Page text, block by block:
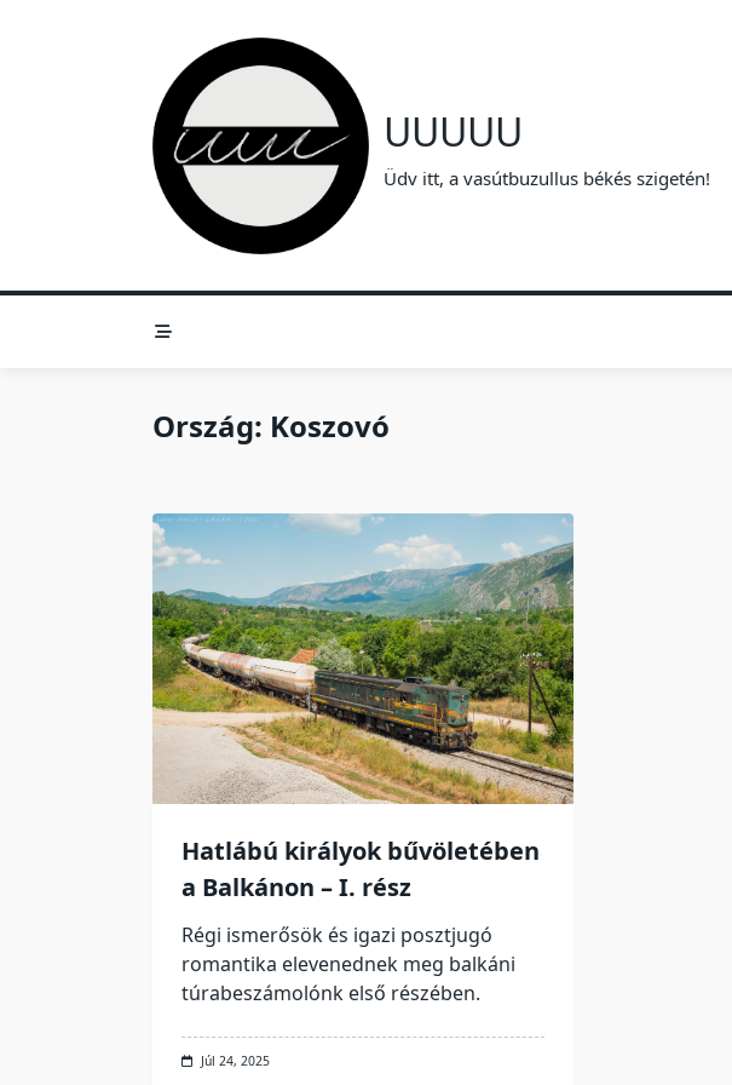
UUUUU
Üdv itt, a vasútbuzullus békés szigetén!
Ország: Koszovó
Hatlábú királyok bűvöletében
a Balkánon – I. rész
Régi ismerősök és igazi posztjugó
romantika elevenednek meg balkáni
túrabeszámolónk első részében.
Júl 24, 2025